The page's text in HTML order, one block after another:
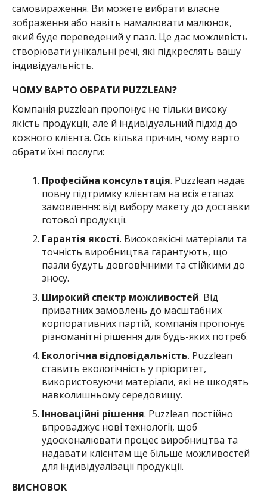
самовираження. Ви можете вибрати власне
зображення або навіть намалювати малюнок,
який буде переведений у пазл. Це дає можливість
створювати унікальні речі, які підкреслять вашу
індивідуальність.
ЧОМУ ВАРТО ОБРАТИ PUZZLEAN?
Компанія puzzlean пропонує не тільки високу
якість продукції, але й індивідуальний підхід до
кожного клієнта. Ось кілька причин, чому варто
обрати їхні послуги:
Професійна консультація. Puzzlean надає
повну підтримку клієнтам на всіх етапах
замовлення: від вибору макету до доставки
готової продукції.
Гарантія якості. Високоякісні матеріали та
точність виробництва гарантують, що
пазли будуть довговічними та стійкими до
зносу.
Широкий спектр можливостей. Від
приватних замовлень до масштабних
корпоративних партій, компанія пропонує
різноманітні рішення для будь-яких потреб.
Екологічна відповідальність. Puzzlean
ставить екологічність у пріоритет,
використовуючи матеріали, які не шкодять
навколишньому середовищу.
Інноваційні рішення. Puzzlean постійно
впроваджує нові технології, щоб
удосконалювати процес виробництва та
надавати клієнтам ще більше можливостей
для індивідуалізації продукції.
ВИСНОВОК